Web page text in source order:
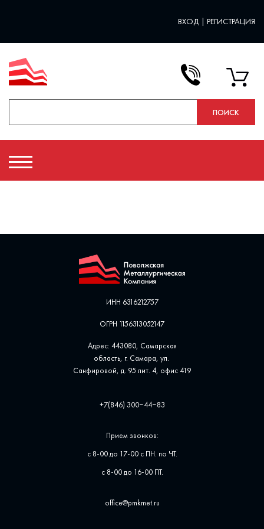
ВХОД | РЕГИСТРАЦИЯ
ИНН 6316212757
ОГРН 1156313052147
Адрес: 443080, Самарская
область, г. Самара, ул. ​
Санфировой, д. 95 лит. 4, офис ​419
+7(846) 300‒44‒83
Прием звонков:
с 8-00 до 17-00 с ПН. по ЧТ.
с 8-00 до 16-00 ПТ.
office@pmkmet.ru